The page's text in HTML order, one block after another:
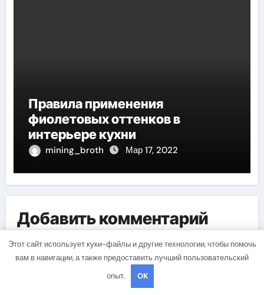
Правила применения
фиолетовых оттенков в
интерьере кухни
mining_broth Мар 17, 2022
Добавить комментарий
Для отправки комментария вам необходимо
авторизоваться.
Этот сайт использует куки-файлы и другие технологии, чтобы помочь
вам в навигации, а также предоставить лучший пользовательский
опыт.
OK